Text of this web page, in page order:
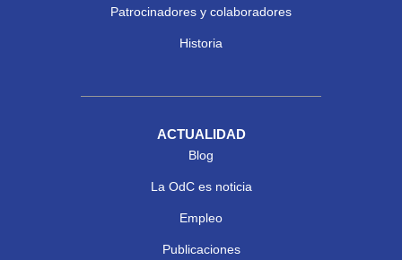
Patrocinadores y colaboradores
Historia
ACTUALIDAD
Blog
La OdC es noticia
Empleo
Publicaciones